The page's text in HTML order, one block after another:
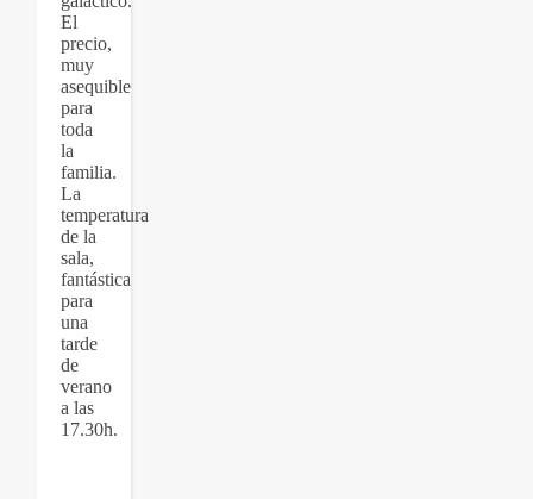
El
precio,
muy
asequible
para
toda
la
familia.
La
temperatura
de la
sala,
fantástica
para
una
tarde
de
verano
a las
17.30h.